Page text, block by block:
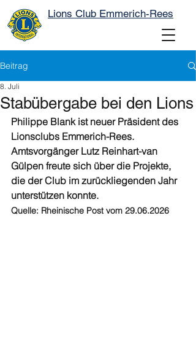
Lions Club Emmerich-Rees
Beitrag
Stabübergabe bei den Lions
8. Juli
Philippe Blank ist neuer Präsident des
Lionsclubs Emmerich-Rees.
Amtsvorgänger Lutz Reinhart-van
Gülpen freute sich über die Projekte,
die der Club im zurückliegenden Jahr
unterstützen konnte.
Quelle: Rheinische Post vom 29.06.2026